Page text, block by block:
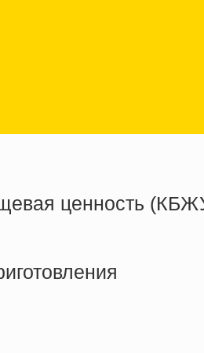
ценность